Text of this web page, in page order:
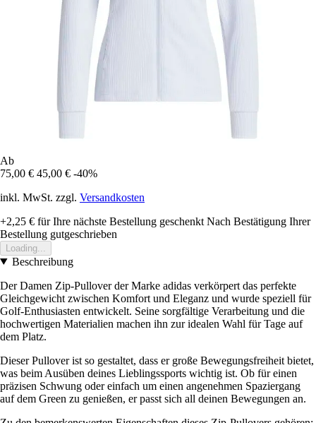
Ab
75,00 € 45,00 € -40%
inkl. MwSt. zzgl. Versandkosten
+2,25 € für Ihre nächste Bestellung geschenkt Nach Bestätigung Ihrer
Bestellung gutgeschrieben
Loading...
Beschreibung
Der Damen Zip-Pullover der Marke adidas verkörpert das perfekte
Gleichgewicht zwischen Komfort und Eleganz und wurde speziell für
Golf-Enthusiasten entwickelt. Seine sorgfältige Verarbeitung und die
hochwertigen Materialien machen ihn zur idealen Wahl für Tage auf
dem Platz.
Dieser Pullover ist so gestaltet, dass er große Bewegungsfreiheit bietet,
was beim Ausüben deines Lieblingssports wichtig ist. Ob für einen
präzisen Schwung oder einfach um einen angenehmen Spaziergang
auf dem Green zu genießen, er passt sich all deinen Bewegungen an.